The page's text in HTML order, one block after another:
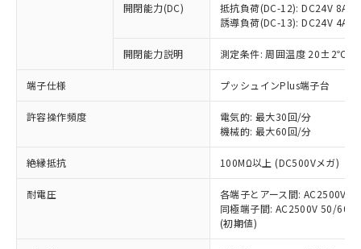
開閉能力(DC)
抵抗負荷(DC-12): DC24V 8A/
誘導負荷(DC-13): DC24V 4A/
開閉能力説明 測定条件: 周囲温度 20±2℃、
端子仕様 プッシュインPlus端子台
許容操作頻度
電気的: 最大30回/分
機械的: 最大60回/分
絶縁抵抗 100MΩ以上 (DC500Vメガ)
耐電圧
各端子とアース間: AC2500V
同極端子間: AC2500V 50/
(初期値)
以下の条件をお読みいただき、同意のうえ
ご利用ください。
本サービスは、当社制御機器事業取扱
商品の当社在庫状況および標準価格
(税抜)を提供させていただくもので
当社制御機器事業取扱商品の中には、
本サービスの対象外となる商品もある
ことをご了承ください。
在庫状況および標準価格照会結果は、
記載している更新日時点での社内デー
タに基づき作成されるものであり、閲
対応予定なし：EU RoHS指令（10物質）の
非含有に非対応の商品で、対応品を出す予
調査・確認中：EU RoHS指令（10物質）の
非含有の対応状況を調査中または確認中の
商品です。
非該当品：ライセンス料など無形物で、有
害物質有無と関係のない商品です。
仕入先様の事情により、非含有部品として
いたものが、含有品と判明した場合などや
むを得ず変更することがあります。
「○」：最大均質材料含有率が中国RoHSの
基準値以下であることを示します。
「×」：最大均質材料含有率が中国RoHSの
基準値を超えていることを示します。
「－」：未確認です。当社販売部門へお問
当社は、これら貴社製品のうち、外国
為替および外国貿易法に定める商品
（以下｢規制貨物等」という）を輸出
または国外への提供する場合は、日本